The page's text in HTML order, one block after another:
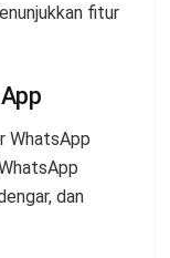
fitur
WhatsApp
dan